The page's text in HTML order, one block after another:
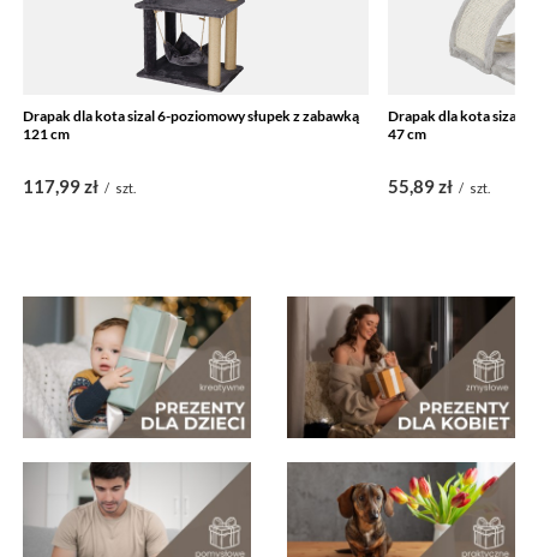
Drapak dla kota sizal 6-poziomowy słupek z zabawką
121 cm
117,99 zł / szt.
Drapak dla kota sizal
47 cm
55,89 zł / szt.